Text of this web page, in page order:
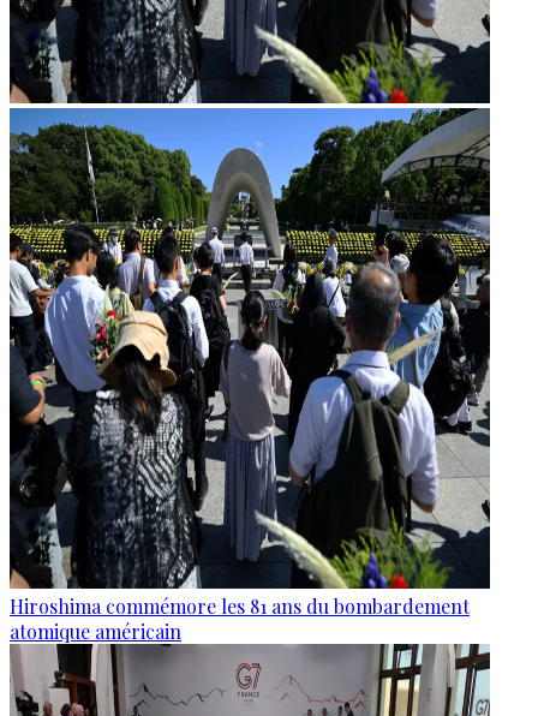
Hiroshima commémore les 81 ans du bombardement
atomique américain